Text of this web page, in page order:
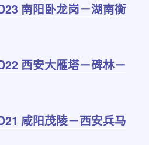
南阳卧龙岗－湖南衡
西安大雁塔－碑林－
咸阳茂陵－西安兵马